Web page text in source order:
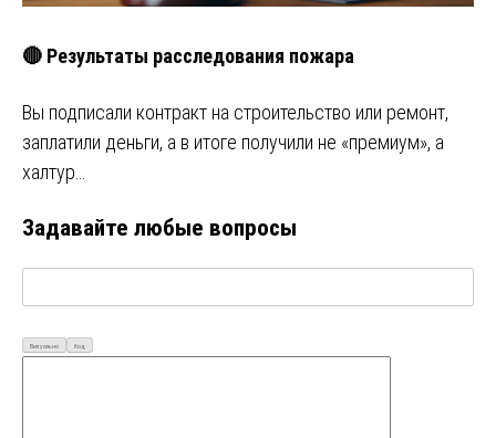
🔴 Результаты расследования пожара
Вы подписали контракт на строительство или ремонт,
заплатили деньги, а в итоге получили не «премиум», а
халтур…
Задавайте любые вопросы
Визуально Код